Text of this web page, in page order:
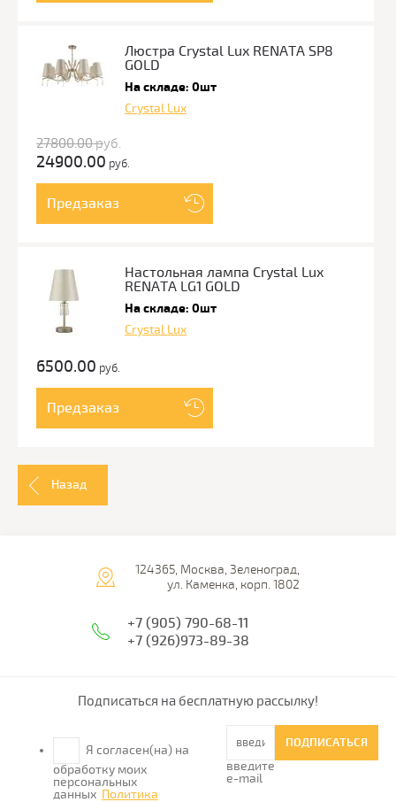
Люстра Crystal Lux RENATA SP8
GOLD
На складе: 0шт
Crystal Lux
27800.00руб.
24900.00 руб.
Предзаказ
Настольная лампа Crystal Lux
RENATA LG1 GOLD
На складе: 0шт
Crystal Lux
6500.00 руб.
Предзаказ
Назад
124365, Москва, Зеленоград,
ул. Каменка, корп. 1802
+7 (905) 790-68-11
+7 (926)973-89-38
Подписаться на бесплатную рассылку!
Я согласен(на) на
обработку моих
персональных
данных Политика
введите
e-mail
ПОДПИСАТЬСЯ